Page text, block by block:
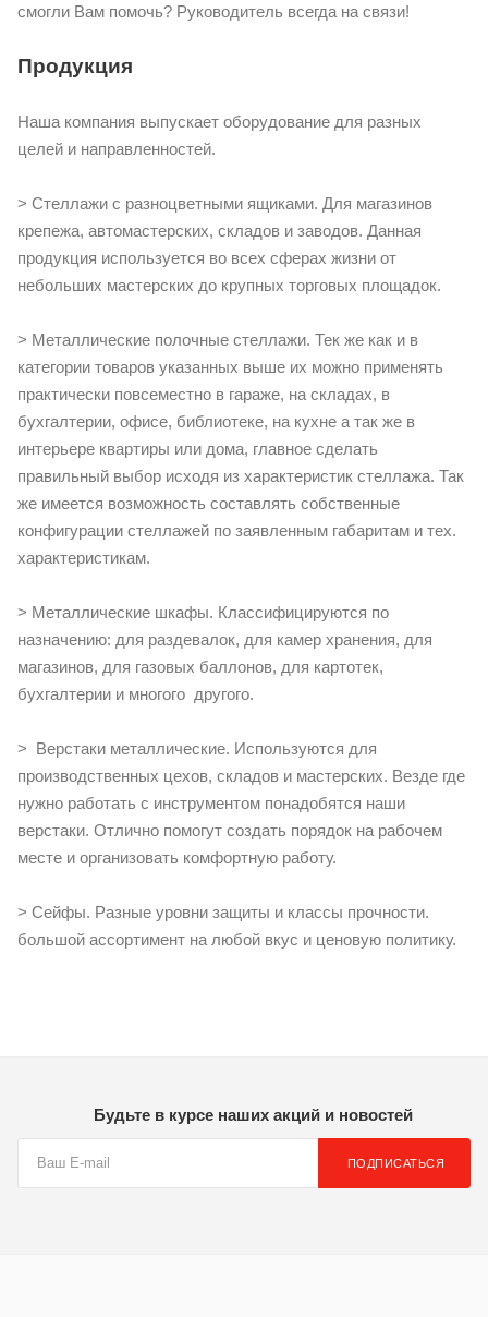
смогли Вам помочь? Руководитель всегда на связи!
Продукция
Наша компания выпускает оборудование для разных
целей и направленностей.
> Стеллажи с разноцветными ящиками. Для магазинов
крепежа, автомастерских, складов и заводов. Данная
продукция используется во всех сферах жизни от
небольших мастерских до крупных торговых площадок.
> Металлические полочные стеллажи. Тек же как и в
категории товаров указанных выше их можно применять
практически повсеместно в гараже, на складах, в
бухгалтерии, офисе, библиотеке, на кухне а так же в
интерьере квартиры или дома, главное сделать
правильный выбор исходя из характеристик стеллажа. Так
же имеется возможность составлять собственные
конфигурации стеллажей по заявленным габаритам и тех.
характеристикам.
> Металлические шкафы. Классифицируются по
назначению: для раздевалок, для камер хранения, для
магазинов, для газовых баллонов, для картотек,
бухгалтерии и многого другого.
> Верстаки металлические. Используются для
производственных цехов, складов и мастерских. Везде где
нужно работать с инструментом понадобятся наши
верстаки. Отлично помогут создать порядок на рабочем
месте и организовать комфортную работу.
> Сейфы. Разные уровни защиты и классы прочности.
большой ассортимент на любой вкус и ценовую политику.
Будьте в курсе наших акций и новостей
ПОДПИСАТЬСЯ